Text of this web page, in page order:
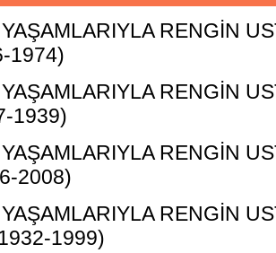
RENGİN
1974)
RENGİN
1939)
RENGİN
2008)
RENGİN
1999)